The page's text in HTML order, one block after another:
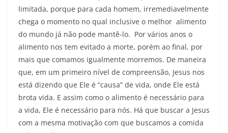
limitada, porque para cada homem, irremediavelmente
chega o momento no qual inclusive o melhor alimento
do mundo já não pode mantê-lo. Por vários anos o
alimento nos tem evitado a morte, porém ao final, por
mais que comamos igualmente morremos. De maneira
que, em um primeiro nível de compreensão, Jesus nos
está dizendo que Ele é “causa” de vida, onde Ele está
brota vida. E assim como o alimento é necessário para
a vida, Ele é necessário para nós. Há que buscar a Jesus
com a mesma motivação com que buscamos a comida